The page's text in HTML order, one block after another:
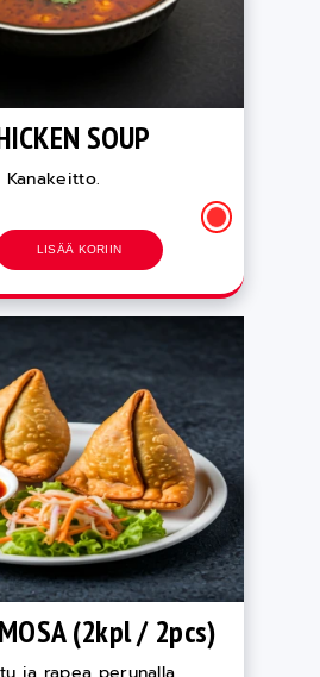
SOUP
Kanakeitto.
LISÄÄ KORIIN
(2kpl / 2pcs)